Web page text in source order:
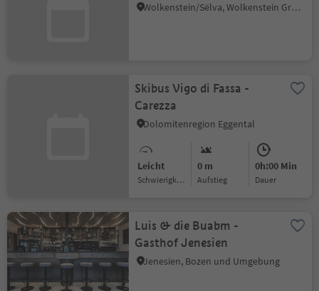
Wolkenstein/Sëlva, Wolkenstein Gröden, Dolomitenregion Gröden
Skibus Vigo di Fassa -
Carezza
Dolomitenregion Eggental
Leicht
Schwierigkeitsgrad
0 m
Aufstieg
0h:00 Min
Dauer
Luis & die Buabm -
Gasthof Jenesien
Jenesien, Bozen und Umgebung